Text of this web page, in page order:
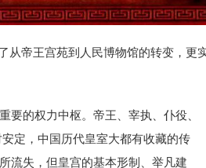
从帝王宫苑到人民博物馆的转变，更
要的权力中枢。帝王、宰执、仆役、
定，中国历代皇室大都有收藏的传
流失，但皇宫的基本形制、举凡建